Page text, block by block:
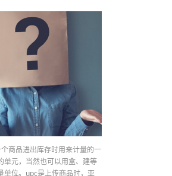
商品进出库存时用来计量的一
单元，当然也可以用盒、建等
单位。upc是上传商品时，亚